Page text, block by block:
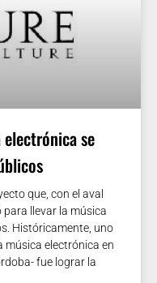
electrónica se
que, con el aval
para llevar la música
Históricamente, uno
música electrónica en
fue lograr la